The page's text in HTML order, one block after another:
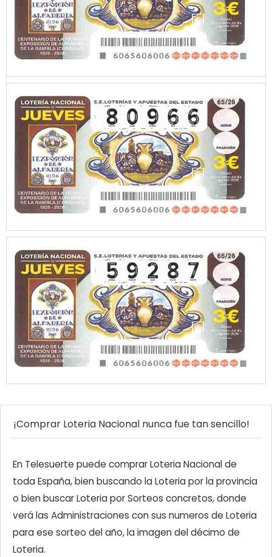
¡Comprar Loteria Nacional nunca fue tan sencillo!
En Telesuerte puede comprar Loteria Nacional de
toda España, bien buscando la Loteria por la provincia
o bien buscar Loteria por Sorteos concretos, donde
verá las Administraciones con sus numeros de Loteria
para ese sorteo del año, la imagen del décimo de
Loteria.